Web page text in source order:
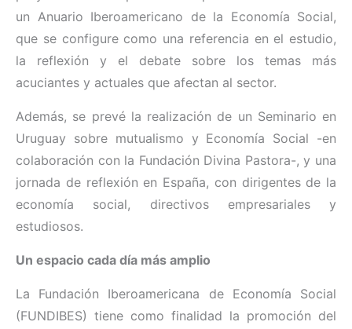
un Anuario Iberoamericano de la Economía Social,
que se configure como una referencia en el estudio,
la reflexión y el debate sobre los temas más
acuciantes y actuales que afectan al sector.
Además, se prevé la realización de un Seminario en
Uruguay sobre mutualismo y Economía Social -en
colaboración con la Fundación Divina Pastora-, y una
jornada de reflexión en España, con dirigentes de la
economía social, directivos empresariales y
estudiosos.
Un espacio cada día más amplio
La Fundación Iberoamericana de Economía Social
(FUNDIBES) tiene como finalidad la promoción del